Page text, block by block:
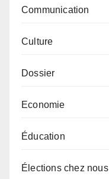
Communication
Culture
Dossier
Economie
Éducation
Élections chez nous